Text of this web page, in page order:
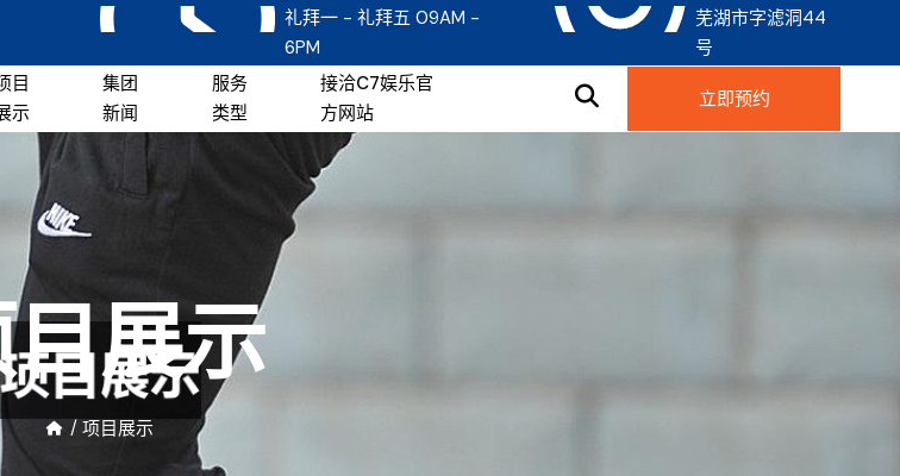
礼拜一 - 礼拜五 09AM -
6PM
芜湖市字滤洞44
号
目
示
集团
新闻
服务
类型
接洽C7娱乐官
方网站
立即预约
展示
/ 项目展示